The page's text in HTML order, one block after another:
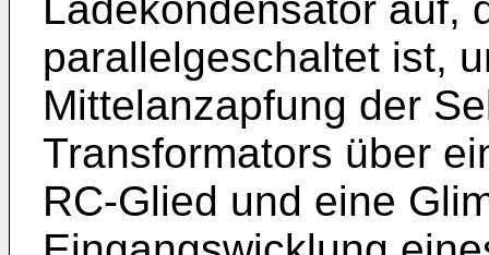
parallelgeschaltet ist,
Mittelanzapfung der
Transformators über
RC-Glied und eine